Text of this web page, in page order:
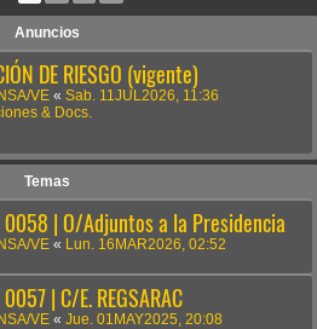
Anuncios
DE RIESGO (vigente)
VE « Sab. 11JUL2026, 11:36
& Docs.
Temas
0058 | O/Adjuntos a la Presidencia
VE « Lun. 16MAR2026, 02:52
| C/E. REGSARAC
VE « Jue. 01MAY2025, 20:08